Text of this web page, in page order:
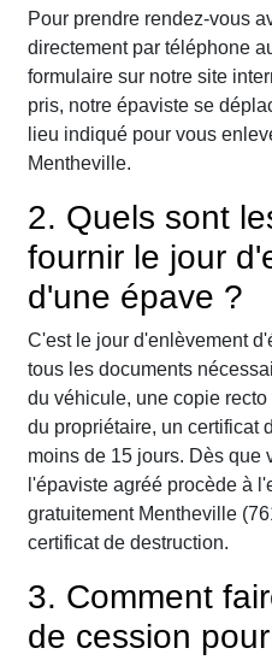
Pour prendre rendez-vous
directement par téléphone
formulaire sur notre site
pris, notre épaviste se
lieu indiqué pour vous
Mentheville.
2. Quels sont
fournir le jour
d'une épave ?
C'est le jour d'enlèvement
tous les documents
du véhicule, une copie
du propriétaire, un certificat
moins de 15 jours. Dès que
l'épaviste agréé procède à
gratuitement Mentheville
certificat de destruction.
3. Comment
de cession